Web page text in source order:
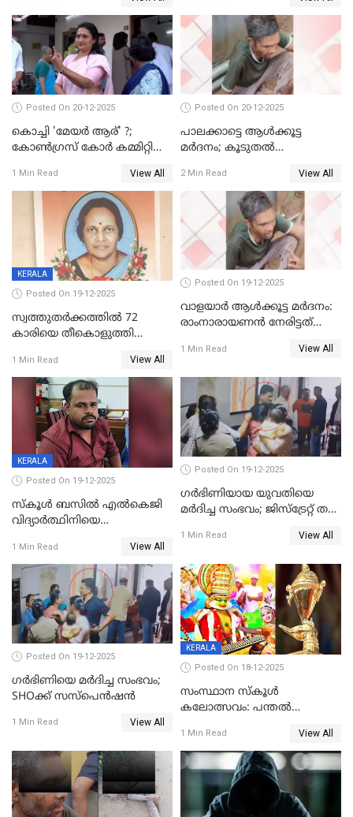
Posted On 20-12-2025
കൊച്ചി 'മേയർ ആര്' ?;
കോണ്‍ഗ്രസ് കോര്‍ കമ്മിറ്റി
1 Min Read View All
Posted On 20-12-2025
പാലക്കാട്ടെ ആള്‍ക്കൂട്ട
മര്‍ദനം; കൂടുതല്‍
അംഗ സംഘമെന്ന് വിവരം
2 Min Read View All
KERALA
Posted On 19-12-2025
സ്വത്തുതര്‍ക്കത്തില്‍ 72
കാരിയെ തീകൊളുത്തി
ക്രൂരകൊലപാതകത്തില്‍
സഹോദരിപുത്രന് ജീവപര്യന്തം
1 Min Read View All
Posted On 19-12-2025
വാളയാർ ആൾക്കൂട്ട മർദനം:
രാംനാരായണൻ നേരിട്ടത്
നാൽപ്പതിലേറെ
റിപ്പോർട്ട്
1 Min Read View All
KERALA
Posted On 19-12-2025
സ്കൂൾ ബസിൽ എൽകെജി
വിദ്യാര്‍ത്ഥിനിയെ
ക്ലീനര്‍ പിടിയിൽ
1 Min Read View All
Posted On 19-12-2025
ഗര്‍ഭിണിയായ യുവതിയെ
മര്‍ദിച്ച സംഭവം; ജിസ്‌ട്രേറ്റ് തല
യുവതി
1 Min Read View All
Posted On 19-12-2025
ഗര്‍ഭിണിയെ മർദിച്ച സംഭവം;
SHOക്ക് സസ്പെൻഷൻ
1 Min Read View All
KERALA
Posted On 18-12-2025
സംസ്ഥാന സ്കൂൾ
കലോത്സവം: പന്തൽ
1 Min Read View All